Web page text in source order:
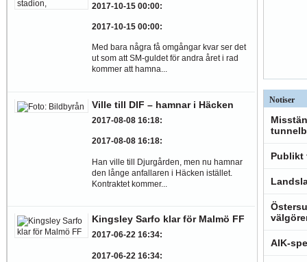
2017-10-15 00:00:
2017-10-15 00:00:
Med bara några få omgångar kvar ser det
ut som att SM-guldet för andra året i rad
kommer att hamna...
Ville till DIF – hamnar i Häcken
2017-08-08 16:18:
2017-08-08 16:18:
Han ville till Djurgården, men nu hamnar
den långe anfallaren i Häcken istället.
Kontraktet kommer...
Kingsley Sarfo klar för Malmö FF
2017-06-22 16:34:
2017-06-22 16:34:
Notiser
Publikt
AIK-